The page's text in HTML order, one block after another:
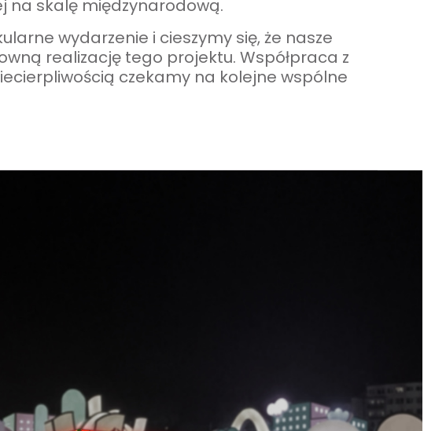
na skalę międzynarodową.
wydarzenie i cieszymy się, że nasze
realizację tego projektu. Współpraca z
czekamy na kolejne wspólne